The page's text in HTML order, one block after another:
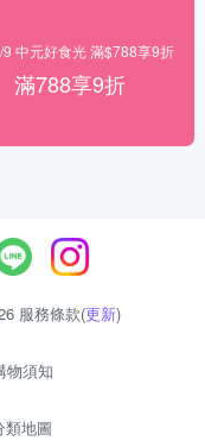
中元好食光 滿$788享9折
滿788享9折
服務條款(更新)
物須知
類地圖